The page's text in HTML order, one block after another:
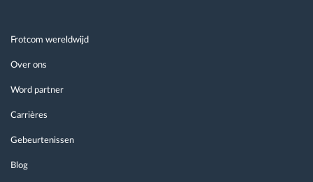
Frotcom wereldwijd
Over ons
Word partner
Carrières
Gebeurtenissen
Blog